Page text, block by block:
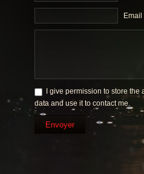
Email
I give permission to store the
data and use it to contact me.
Envoyer